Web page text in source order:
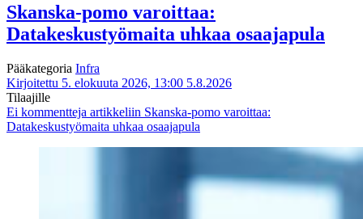
Skanska-pomo varoittaa:
Datakeskustyömaita uhkaa osaajapula
Pääkategoria Infra
Kirjoitettu 5. elokuuta 2026, 13:00 5.8.2026
Tilaajille
Ei kommentteja artikkeliin Skanska-pomo varoittaa:
Datakeskustyömaita uhkaa osaajapula